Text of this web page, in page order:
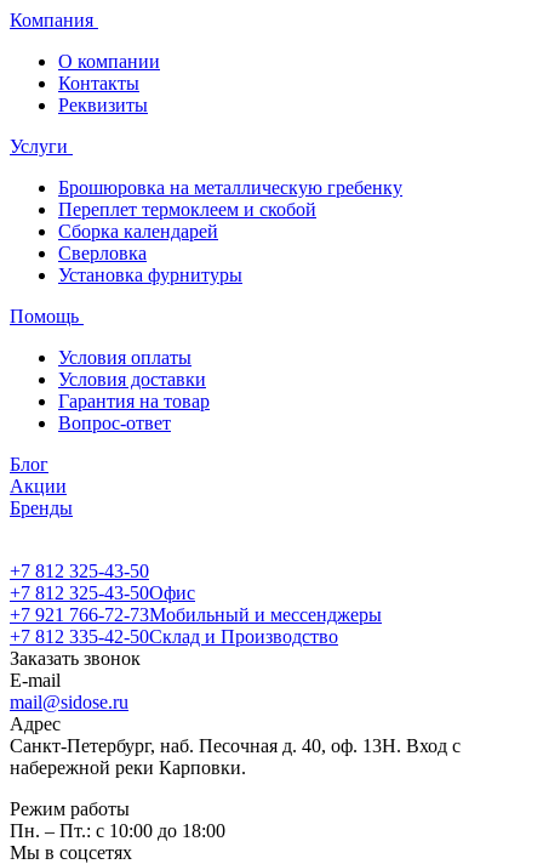
Компания
О компании
Контакты
Реквизиты
Услуги
Брошюровка на металлическую гребенку
Переплет термоклеем и скобой
Сборка календарей
Сверловка
Установка фурнитуры
Помощь
Условия оплаты
Условия доставки
Гарантия на товар
Вопрос-ответ
Блог
Акции
Бренды
+7 812 325-43-50
+7 812 325-43-50Офис
+7 921 766-72-73Мобильный и мессенджеры
+7 812 335-42-50Склад и Производство
Заказать звонок
E-mail
mail@sidose.ru
Адрес
Санкт-Петербург, наб. Песочная д. 40, оф. 13Н. Вход с
набережной реки Карповки.
Режим работы
Пн. – Пт.: с 10:00 до 18:00
Мы в соцсетях